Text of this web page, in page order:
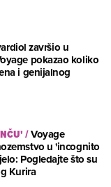
završio u
pokazao koliko
i genijalnog
/Voyage
u 'incognito
Pogledajte što su
Kurira